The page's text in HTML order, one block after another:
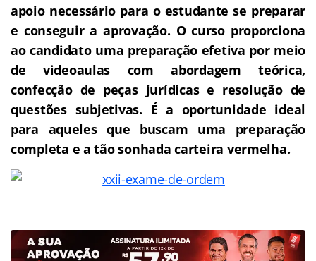
apoio necessário para o estudante se preparar
e conseguir a aprovação. O curso proporciona
ao candidato uma preparação efetiva por meio
de videoaulas com abordagem teórica,
confecção de peças jurídicas e resolução de
questões subjetivas. É a oportunidade ideal
para aqueles que buscam uma preparação
completa e a tão sonhada carteira vermelha.